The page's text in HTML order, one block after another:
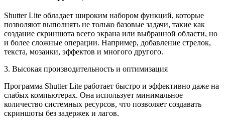
Shutter Lite обладает широким набором функций, которые
позволяют выполнять не только базовые задачи, такие как
создание скриншота всего экрана или выбранной области, но
и более сложные операции. Например, добавление стрелок,
текста, мозаики, эффектов и многого другого.
3. Высокая производительность и оптимизация
Программа Shutter Lite работает быстро и эффективно даже на
слабых компьютерах. Она использует минимальное
количество системных ресурсов, что позволяет создавать
скриншоты без задержек и лагов.